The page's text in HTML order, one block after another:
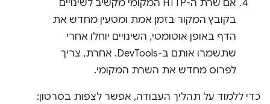
אם שרת ה-HTTP המקומי מקשיב לשינויים
בקובץ המקור בזמן אמת ומטעין מחדש את
הדף באופן אוטומטי, השינויים יוחלו אחרי
שתשמרו אותם ב-DevTools. אחרת, צריך
לפרוס מחדש את השרת המקומי.
כדי ללמוד על תהליך העבודה, אפשר לצפות בסרטון: